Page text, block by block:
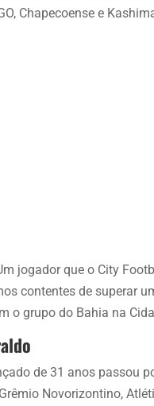
Chapecoense e
jogador que o City
contentes de superar
o grupo do Bahia na
de 31 anos passou
Novorizontino,